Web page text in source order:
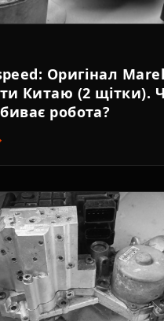
Оригінал
Китаю (2 щітки).
робота?